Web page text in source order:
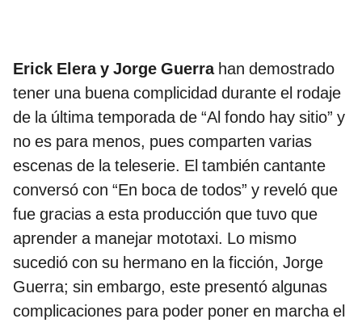
Erick Elera y Jorge Guerrahan demostrado
tener una buena complicidad durante el rodaje
de la última temporada de “Al fondo hay sitio” y
no es para menos, pues comparten varias
escenas de la teleserie. El también cantante
conversó con “En boca de todos” y reveló que
fue gracias a esta producción que tuvo que
aprender a manejar mototaxi. Lo mismo
sucedió con su hermano en la ficción, Jorge
Guerra; sin embargo, este presentó algunas
complicaciones para poder poner en marcha el